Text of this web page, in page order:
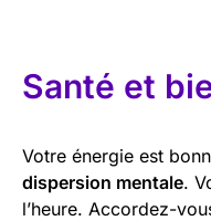
Santé et
Votre énergie est
dispersion mentale.
l’heure. Accordez-